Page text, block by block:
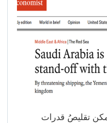
تقليصُ قدرات